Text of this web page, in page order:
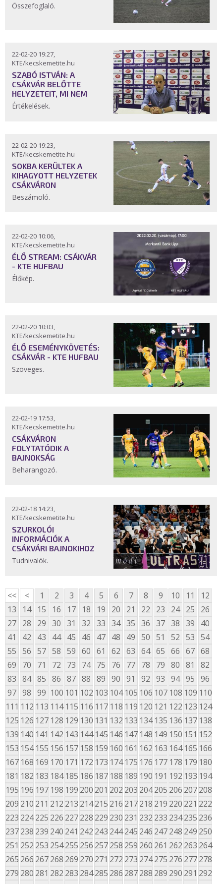
Összefoglaló.
22-02-20 19:27,
KTE/kecskemetite.hu
SZABÓ ISTVÁN: A
CSÁKVÁR BELŐTTE
HELYZETEIT, MI NEM
Értékelések.
22-02-20 19:23,
KTE/kecskemetite.hu
SOKBA KERÜLTEK A
KIHAGYOTT HELYZETEK
CSÁKVÁRON
Beszámoló.
22-02-20 10:06,
KTE/kecskemetite.hu
ÉLŐ STREAM: CSÁKVÁR
- KTE HUFBAU
Élőkép.
22-02-20 10:03,
KTE/kecskemetite.hu
ÉLŐ ESEMÉNYKÖVETÉS:
CSÁKVÁR - KTE HUFBAU
Szöveges.
22-02-19 17:53,
KTE/kecskemetite.hu
CSÁKVÁRON
FOLYTATÓDIK A
BAJNOKSÁG
Beharangozó.
22-02-18 14:23,
KTE/kecskemetite.hu
SZURKOLÓI
INFORMÁCIÓK A
CSÁKVÁRI BAJNOKIHOZ
Tudnivalók.
<< < 1 2 3 4 5 6 7 8 9 10 11
12
13
14 15 16 17 18 19 20 21 22 23 24 25
26
27 28 29 30 31 32 33 34 35 36 37 38 39
40
41
42 43 44 45 46 47 48 49 50 51 52 53 54
55 56 57 58 59 60 61 62 63 64 65 66 67 68
69
70 71 72 73 74 75 76 77 78 79 80 81
82
83 84 85 86 87 88 89 90 91 92 93 94 95 96
97 98 99 100 101 102 103 104 105 106 107 108 109 110
111 112 113 114 115 116 117 118 119 120 121 122 123 124
125 126 127 128 129 130 131 132 133 134 135 136 137 138
139 140 141 142 143 144 145 146 147 148 149 150 151 152
153 154 155 156 157 158 159 160 161 162 163 164 165 166
167 168 169 170 171 172 173 174 175 176 177 178 179 180
181 182 183 184 185 186 187 188 189 190 191 192 193 194
195 196 197 198 199 200 201 202 203 204205 206 207208
209 210 211 212 213 214215 216 217218 219 220 221 222
223 224225 226 227228 229 230 231 232 233 234235 236
237238 239 240 241 242 243 244245 246 247248 249 250
251 252 253 254255 256 257258 259 260 261 262 263 264
265 266 267268 269 270 271 272 273 274275 276 277278
279 280 281 282 283 284285 286 287288 289 290 291 292